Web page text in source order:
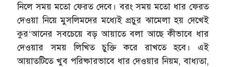
নিলে সময় মতো ফেরত দেবে। বরং সময় মতো ধার ফেরত
দেওয়া নিয়ে মুসলিমদের মধ্যেই প্রচুর ঝামেলা হয় দেখেই
কুর‘আনের সবচেয়ে বড় আয়াতে বলা আছে কীভাবে ধার
দেওয়ার সময় লিখিত চুক্তি করে রাখতে হবে। এই
আয়াতটিতে খুব পরিষ্কারভাবে ধার দেওয়ার নিয়ম, বাধ্যতা,